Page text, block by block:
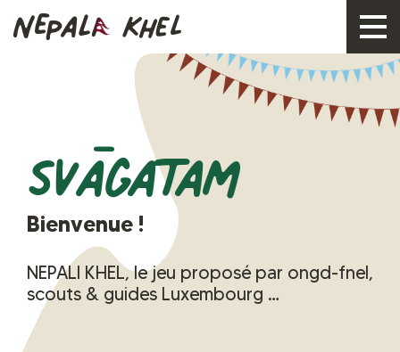
Svāgatam
Bienvenue !
NEPALI KHEL, le jeu proposé par ongd-fnel,
scouts & guides Luxembourg …